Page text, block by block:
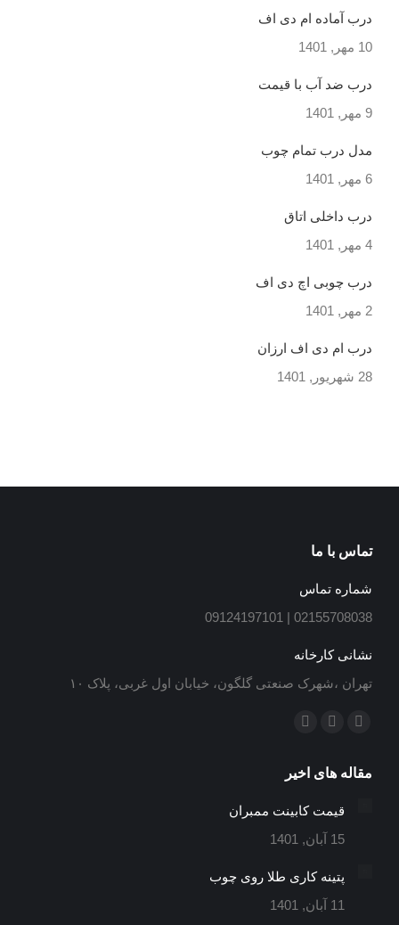
درب آماده ام دی اف
10 مهر, 1401
درب ضد آب با قیمت
9 مهر, 1401
مدل درب تمام چوب
6 مهر, 1401
درب داخلی اتاق
4 مهر, 1401
درب چوبی اچ دی اف
2 مهر, 1401
درب ام دی اف ارزان
28 شهریور, 1401
تماس با ما
شماره تماس
02155708038 | 09124197101
نشانی کارخانه
تهران ،شهرک صنعتی گلگون، خیابان اول غربی، پلاک ۱۰
ما را دنبال کنید در:
کردن
پنجره
جدید
کردن
برگه
پنجره
جدید
کردن
برگه
پنجره
جدید
مقاله های اخیر
قیمت کابینت ممبران
15 آبان, 1401
پتینه کاری طلا روی چوب
11 آبان, 1401